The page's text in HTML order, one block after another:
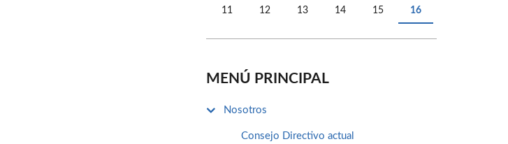
11 12 13 14 15 16
MENÚ PRINCIPAL
Nosotros
Consejo Directivo actual